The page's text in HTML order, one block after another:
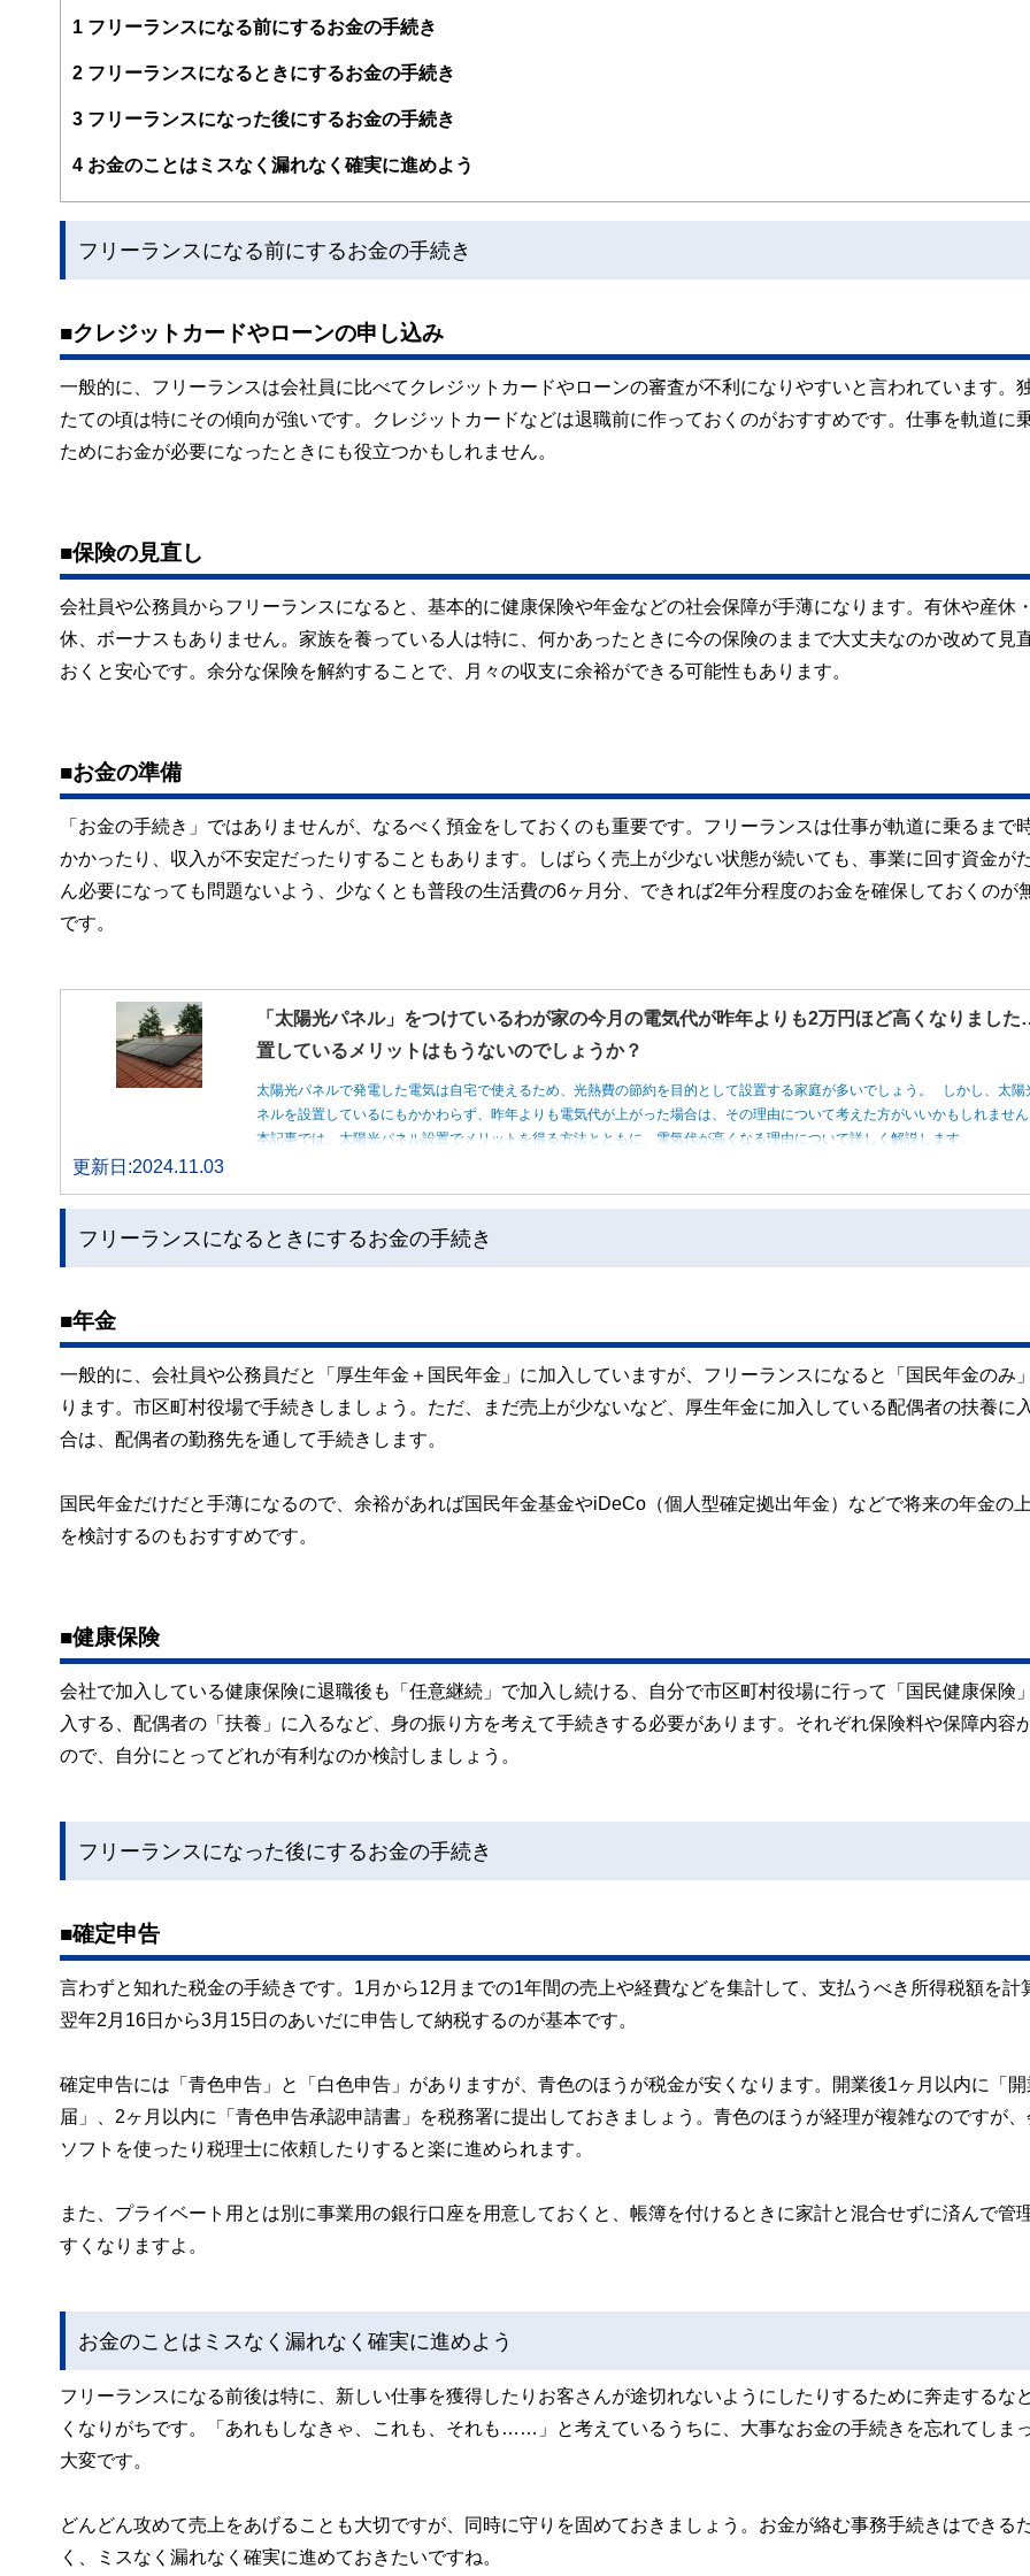
ち、でも大切なお金の話を、ゆるくほぐしてお伝えする仕事をしています。平成元年生まれの大阪人。
https://babaeri.com/
1 フリーランスになる前にするお金の手続き
2 フリーランスになるときにするお金の手続き
3 フリーランスになった後にするお金の手続き
4 お金のことはミスなく漏れなく確実に進めよう
フリーランスになる前にするお金の手続き
■クレジットカードやローンの申し込み
一般的に、フリーランスは会社員に比べてクレジットカードやローンの審査が不利になりやすいと言われています。
たての頃は特にその傾向が強いです。クレジットカードなどは退職前に作っておくのがおすすめです。仕事を軌道に
ためにお金が必要になったときにも役立つかもしれません。
■保険の見直し
会社員や公務員からフリーランスになると、基本的に健康保険や年金などの社会保障が手薄になります。有休や産休
休、ボーナスもありません。家族を養っている人は特に、何かあったときに今の保険のままで大丈夫なのか改めて見
おくと安心です。余分な保険を解約することで、月々の収支に余裕ができる可能性もあります。
■お金の準備
「お金の手続き」ではありませんが、なるべく預金をしておくのも重要です。フリーランスは仕事が軌道に乗るまで
かかったり、収入が不安定だったりすることもあります。しばらく売上が少ない状態が続いても、事業に回す資金が
ん必要になっても問題ないよう、少なくとも普段の生活費の6ヶ月分、できれば2年分程度のお金を確保しておくのが
です。
「太陽光パネル」をつけているわが家の今月の電気代が昨年よりも2万円ほど高くなりまし
置しているメリットはもうないのでしょうか？
太陽光パネルで発電した電気は自宅で使えるため、光熱費の節約を目的として設置する家庭が多いでしょう。 しかし、太陽
ネルを設置しているにもかかわらず、昨年よりも電気代が上がった場合は、その理由について考えた方がいいかもしれませ
本記事では、太陽光パネル設置でメリットを得る方法とともに、電気代が高くなる理由について詳しく解説します。
更新日:2024.11.03
フリーランスになるときにするお金の手続き
■年金
一般的に、会社員や公務員だと「厚生年金＋国民年金」に加入していますが、フリーランスになると「国民年金のみ
ります。市区町村役場で手続きしましょう。ただ、まだ売上が少ないなど、厚生年金に加入している配偶者の扶養に
合は、配偶者の勤務先を通して手続きします。
国民年金だけだと手薄になるので、余裕があれば国民年金基金やiDeCo（個人型確定拠出年金）などで将来の年金の
を検討するのもおすすめです。
■健康保険
会社で加入している健康保険に退職後も「任意継続」で加入し続ける、自分で市区町村役場に行って「国民健康保険
入する、配偶者の「扶養」に入るなど、身の振り方を考えて手続きする必要があります。それぞれ保険料や保障内容
ので、自分にとってどれが有利なのか検討しましょう。
フリーランスになった後にするお金の手続き
■確定申告
言わずと知れた税金の手続きです。1月から12月までの1年間の売上や経費などを集計して、支払うべき所得税額を計
翌年2月16日から3月15日のあいだに申告して納税するのが基本です。
確定申告には「青色申告」と「白色申告」がありますが、青色のほうが税金が安くなります。開業後1ヶ月以内に「開
届」、2ヶ月以内に「青色申告承認申請書」を税務署に提出しておきましょう。青色のほうが経理が複雑なのですが
ソフトを使ったり税理士に依頼したりすると楽に進められます。
また、プライベート用とは別に事業用の銀行口座を用意しておくと、帳簿を付けるときに家計と混合せずに済んで管
すくなりますよ。
お金のことはミスなく漏れなく確実に進めよう
フリーランスになる前後は特に、新しい仕事を獲得したりお客さんが途切れないようにしたりするために奔走するな
くなりがちです。「あれもしなきゃ、これも、それも……」と考えているうちに、大事なお金の手続きを忘れてしま
大変です。
どんどん攻めて売上をあげることも大切ですが、同時に守りを固めておきましょう。お金が絡む事務手続きはできる
く、ミスなく漏れなく確実に進めておきたいですね。